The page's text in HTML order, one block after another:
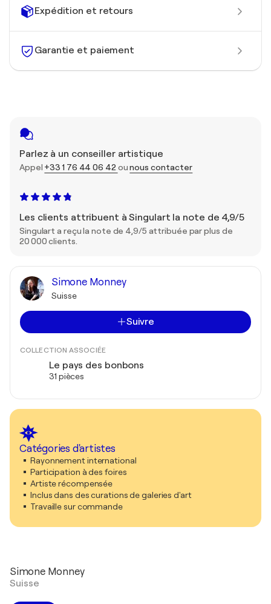
Expédition et retours
Garantie et paiement
Parlez à un conseiller artistique
Appel +33 1 76 44 06 42 ounous contacter
Les clients attribuent à Singulart la note de 4,9/5
Singulart a reçu la note de 4,9/5 attribuée par plus de
20 000 clients.
Simone Monney
Suisse
Suivre
COLLECTION ASSOCIÉE
Le pays des bonbons
31 pièces
Catégories d'artistes
Rayonnement international
Participation à des foires
Artiste récompensée
Inclus dans des curations de galeries d'art
Travaille sur commande
Simone Monney
Suisse